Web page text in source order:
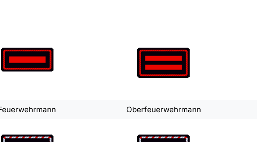
Oberfeuerwehrmann